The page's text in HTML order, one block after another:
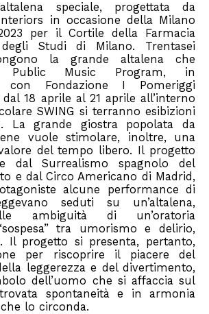
speciale, progettata da
in occasione della Milano
per il Cortile della Farmacia
degli Studi di Milano. Trentasei
la grande altalena che
Public Music Program, in
con Fondazione I Pomeriggi
18 aprile al 21 aprile all’interno
SWING si terranno esibizioni
La grande giostra popolata da
vuole stimolare, inoltre, una
del tempo libero. Il progetto
dal Surrealismo spagnolo del
e dal Circo Americano di Madrid,
alcune performance di
seduti su un’altalena,
ambiguità di un’oratoria
tra umorismo e delirio,
Il progetto si presenta, pertanto,
per riscoprire il piacere del
leggerezza e del divertimento,
dell’uomo che si affaccia sul
spontaneità e in armonia
lo circonda.